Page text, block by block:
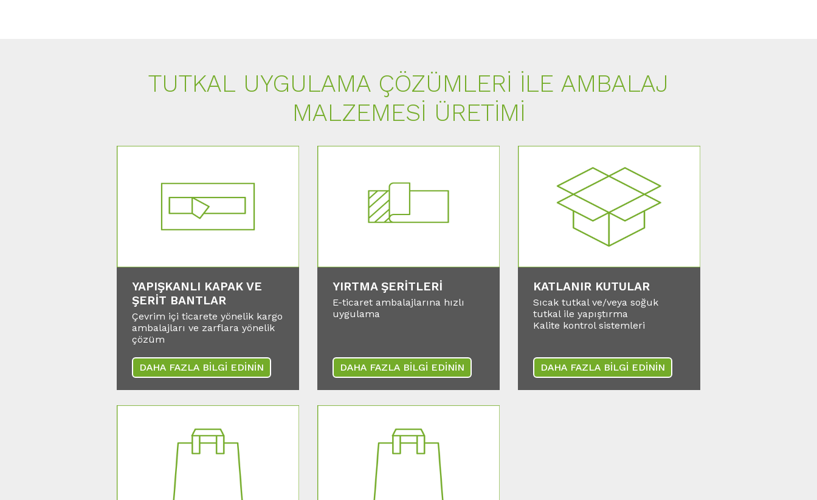
TUTKAL UYGULAMA ÇÖZÜMLERI ILE AMBALAJ
MALZEMESI ÜRETIMI
YAPIŞKANLI KAPAK VE
ŞERIT BANTLAR
Çevrim içi ticarete yönelik kargo
ambalajları ve zarflara yönelik
çözüm
DAHA FAZLA BİLGİ EDİNİN
YIRTMA ŞERITLERI
E-ticaret ambalajlarına hızlı
uygulama
DAHA FAZLA BİLGİ EDİNİN
KATLANIR KUTULAR
Sıcak tutkal ve/veya soğuk
tutkal ile yapıştırma
Kalite kontrol sistemleri
DAHA FAZLA BİLGİ EDİNİN